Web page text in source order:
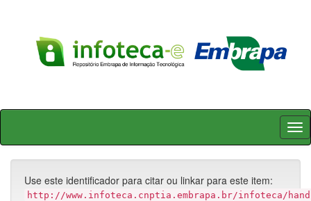
Skip
Use este identificador para citar ou linkar para este item:
http://www.infoteca.cnptia.embrapa.br/infoteca/